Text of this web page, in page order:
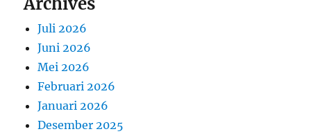
Juli 2026
Juni 2026
Mei 2026
Februari 2026
Januari 2026
Desember 2025